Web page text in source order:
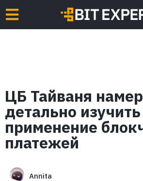
ЦБ Тайваня
детально изучить
применение
платежей
Annita